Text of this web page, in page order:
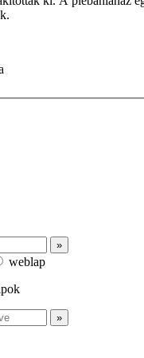
weblap